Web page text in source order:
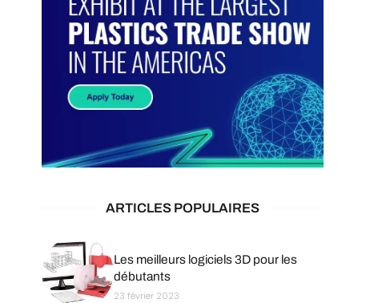
ARTICLES POPULAIRES
Les meilleurs logiciels 3D pour les
débutants
23 février 2023